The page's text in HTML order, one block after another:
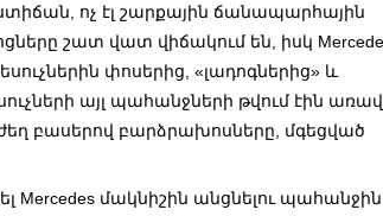
ոչ էլ շարքային ճանապարհային
շատ վատ վիճակում են, իսկ
փոսերից, «լադոգներից» և
այլ պահանջների թվում էին
բասերով բարձրախոսները, մգեցված
մակնիշին անցնելու